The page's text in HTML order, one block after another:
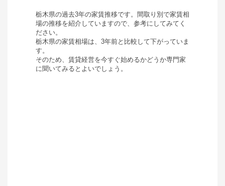
栃木県の過去3年の家賃推移です。間取り別で家賃相
場の推移を紹介していますので、参考にしてみてく
ださい。
栃木県の家賃相場は、 3年前と比較して下がっていま
す。
そのため、賃貸経営を今すぐ始めるかどうか専門家
に聞いてみるとよいでしょう。